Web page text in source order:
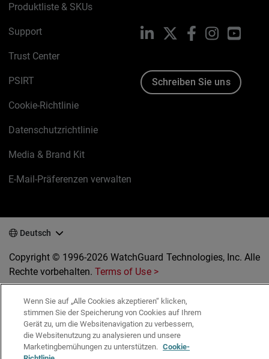
Produktliste & SKUs
Support
Trust Center
PSIRT
Cookie-Richtlinie
Datenschutzrichtlinie
Media & Brand Kit
E-Mail-Präferenzen verwalten
LinkedIn FacebookInstagram
Schreiben Sie uns
Deutsch
Copyright © 1996-2026 WatchGuard Technologies, Inc. Alle
Rechte vorbehalten.Terms of Use >
Wenn Sie auf „Alle Cookies akzeptieren“ klicken,
stimmen Sie der Speicherung von Cookies auf Ihrem
Gerät zu, um die Websitenavigation zu verbessern,
die Websitenutzung zu analysieren und unsere
Marketingbemühungen zu unterstützen. Cookie-